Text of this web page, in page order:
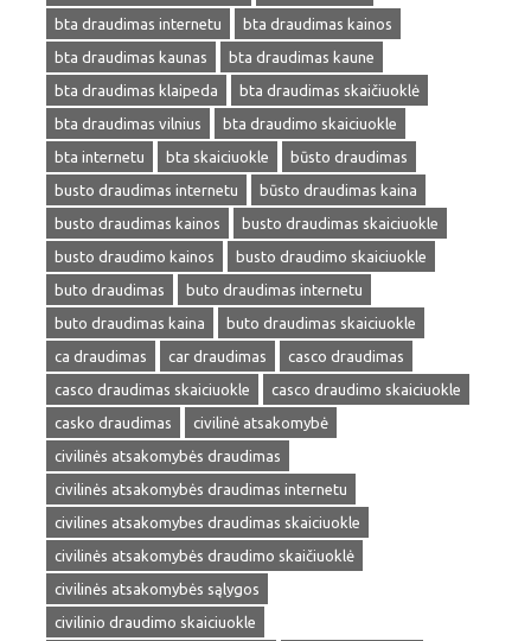
bta draudimas internetu
bta draudimas kainos
bta draudimas kaunas
bta draudimas kaune
bta draudimas klaipeda
bta draudimas skaičiuoklė
bta draudimas vilnius
bta draudimo skaiciuokle
bta internetu
bta skaiciuokle
būsto draudimas
busto draudimas internetu
būsto draudimas kaina
busto draudimas kainos
busto draudimas skaiciuokle
busto draudimo kainos
busto draudimo skaiciuokle
buto draudimas
buto draudimas internetu
buto draudimas kaina
buto draudimas skaiciuokle
ca draudimas
car draudimas
casco draudimas
casco draudimas skaiciuokle
casco draudimo skaiciuokle
casko draudimas
civilinė atsakomybė
civilinės atsakomybės draudimas
civilinės atsakomybės draudimas internetu
civilines atsakomybes draudimas skaiciuokle
civilinės atsakomybės draudimo skaičiuoklė
civilinės atsakomybės sąlygos
civilinio draudimo skaiciuokle